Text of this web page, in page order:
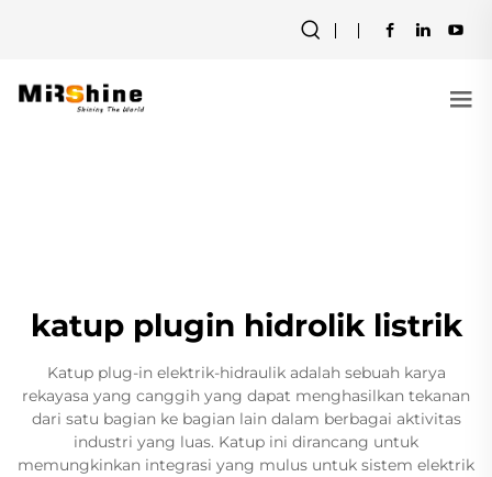
katup plugin hidrolik listrik
Katup plug-in elektrik-hidraulik adalah sebuah karya
rekayasa yang canggih yang dapat menghasilkan tekanan
dari satu bagian ke bagian lain dalam berbagai aktivitas
industri yang luas. Katup ini dirancang untuk
memungkinkan integrasi yang mulus untuk sistem elektrik